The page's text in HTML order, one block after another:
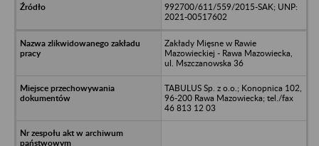
992700/611/559/2015-SAK; UNP:
2021-00517602
Zakłady Mięsne w Rawie
Mazowieckiej - Rawa Mazowiecka,
ul. Mszczanowska 36
TABULUS Sp. z o.o.; Konopnica 102,
96-200 Rawa Mazowiecka; tel./fax
46 813 12 03